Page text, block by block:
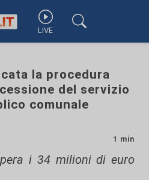
LIVE
la procedura
del servizio
comunale
1 min
i 34 milioni di euro